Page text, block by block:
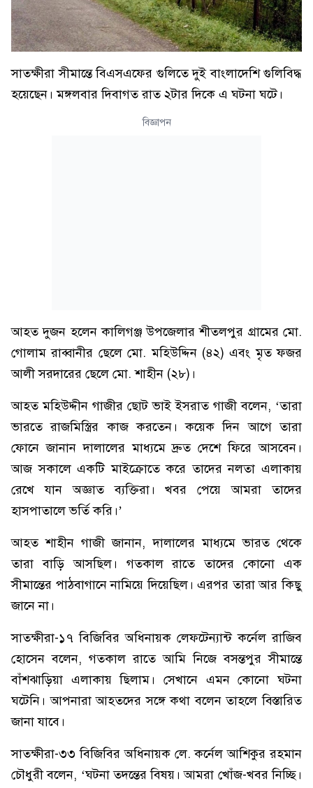
সাতক্ষীরা সীমান্তে বিএসএফের গুলিতে দুই বাংলাদেশি গুলিবিদ্ধ
হয়েছেন। মঙ্গলবার দিবাগত রাত ২টার দিকে এ ঘটনা ঘটে।
বিজ্ঞাপন
আহত দুজন হলেন কালিগঞ্জ উপজেলার শীতলপুর গ্রামের মো.
গোলাম রাব্বানীর ছেলে মো. মহিউদ্দিন (৪২) এবং মৃত ফজর
আলী সরদারের ছেলে মো. শাহীন (২৮)।
আহত মহিউদ্দীন গাজীর ছোট ভাই ইসরাত গাজী বলেন, ‘তারা
ভারতে রাজমিস্ত্রির কাজ করতেন। কয়েক দিন আগে তারা
ফোনে জানান দালালের মাধ্যমে দ্রুত দেশে ফিরে আসবেন।
আজ সকালে একটি মাইক্রোতে করে তাদের নলতা এলাকায়
রেখে যান অজ্ঞাত ব্যক্তিরা। খবর পেয়ে আমরা তাদের
হাসপাতালে ভর্তি করি।’
আহত শাহীন গাজী জানান, দালালের মাধ্যমে ভারত থেকে
তারা বাড়ি আসছিল। গতকাল রাতে তাদের কোনো এক
সীমান্তের পাঠবাগানে নামিয়ে দিয়েছিল। এরপর তারা আর কিছু
জানে না।
সাতক্ষীরা-১৭ বিজিবির অধিনায়ক লেফটেন্যান্ট কর্নেল রাজিব
হোসেন বলেন, গতকাল রাতে আমি নিজে বসন্তপুর সীমান্তে
বাঁশঝাড়িয়া এলাকায় ছিলাম। সেখানে এমন কোনো ঘটনা
ঘটেনি। আপনারা আহতদের সঙ্গে কথা বলেন তাহলে বিস্তারিত
জানা যাবে।
সাতক্ষীরা-৩৩ বিজিবির অধিনায়ক লে. কর্নেল আশিকুর রহমান
চৌধুরী বলেন, ‘ঘটনা তদন্তের বিষয়। আমরা খোঁজ-খবর নিচ্ছি।